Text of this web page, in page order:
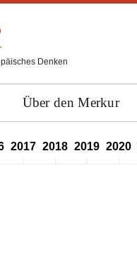
Denken
Über den Merkur
2017 2018 2019 2020